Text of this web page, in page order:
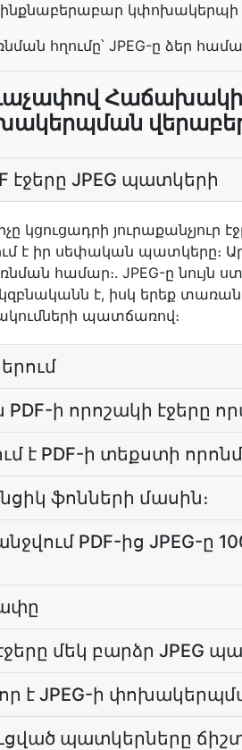
կփոխակերպի
հղումը՝ JPEG-ը ձեր
էջերը JPEG պատկերի
կցուցադրի յուրաքանչյուր
է իր սեփական պատկերը։
համար։. JPEG-ը նույն
է, իսկ երեք
պատճառով։
ի որոշակի էջերը
է PDF-ի տեքստի
ֆոնների մասին։
PDF-ից JPEG-ը
մեկ բարձր JPEG
է JPEG-ի
պատկերները